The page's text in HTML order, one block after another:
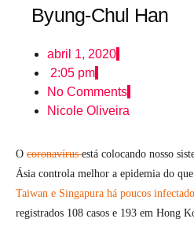
Byung-Chul Han
abril 1, 2020
2:05 pm
No Comments
Nicole Oliveira
O coronavírusestá colocando nosso
Ásia controla melhor a epidemia do
Taiwan e Singapura há poucos
registrados 108 casos e 193 em Hong